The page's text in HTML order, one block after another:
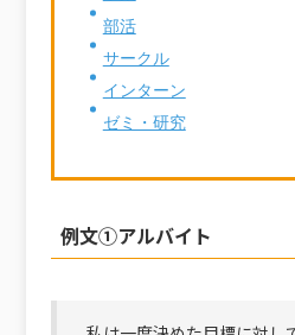
部活
サークル
インターン
ゼミ・研究
例文①アルバイト